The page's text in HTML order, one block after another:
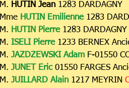
M. HUTIN Jean 1283 DARDAGNY
Mme HUTIN Emilienne 1283
M. HUTIN Pierre 1283 DARDAGNY
M. ISELI Pierre 1233 BERNEX
M. JAZDZEWSKI Adam F-01550
M. JUNET Eric 01550 FARGES
M. JUILLARD Alain 1217 MEYRIN